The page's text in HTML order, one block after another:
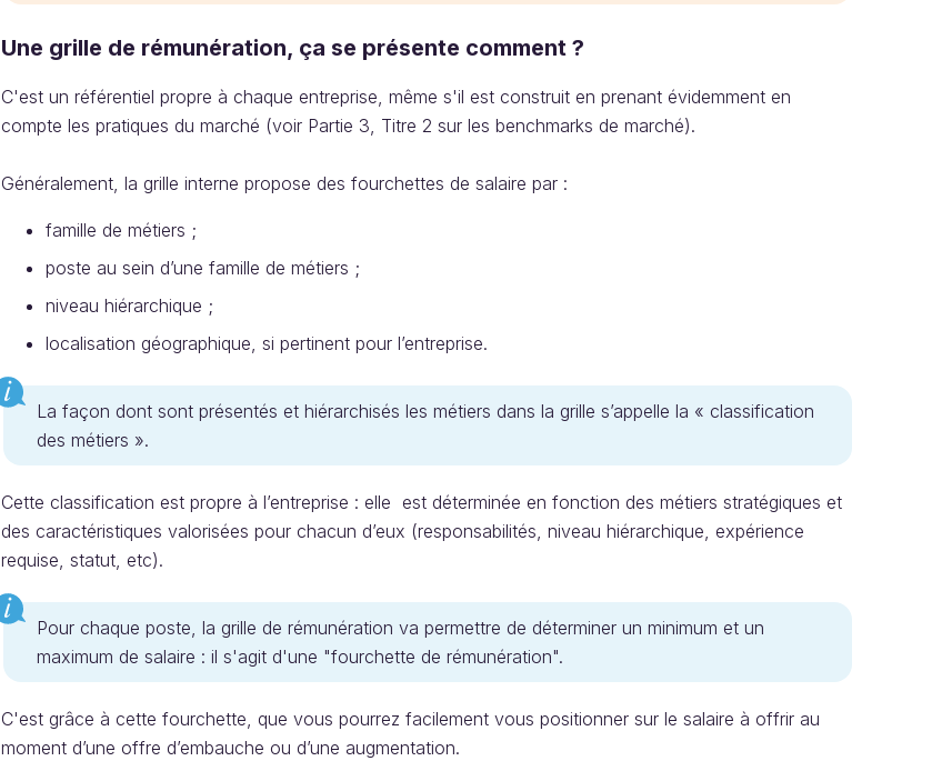
Une grille de rémunération, ça se présente comment ?
C'est un référentiel propre à chaque entreprise, même s'il est construit en prenant évidemment en
compte les pratiques du marché (voir Partie 3, Titre 2 sur les benchmarks de marché).
Généralement, la grille interne propose des fourchettes de salaire par :
famille de métiers ;
poste au sein d’une famille de métiers ;
niveau hiérarchique ;
localisation géographique, si pertinent pour l’entreprise.
La façon dont sont présentés et hiérarchisés les métiers dans la grille s’appelle la « classification
des métiers ».
Cette classification est propre à l’entreprise : elle est déterminée en fonction des métiers stratégiques et
des caractéristiques valorisées pour chacun d’eux (responsabilités, niveau hiérarchique, expérience
requise, statut, etc).
Pour chaque poste, la grille de rémunération va permettre de déterminer un minimum et un
maximum de salaire : il s'agit d'une "fourchette de rémunération".
C'est grâce à cette fourchette, que vous pourrez facilement vous positionner sur le salaire à offrir au
moment d’une offre d’embauche ou d’une augmentation.